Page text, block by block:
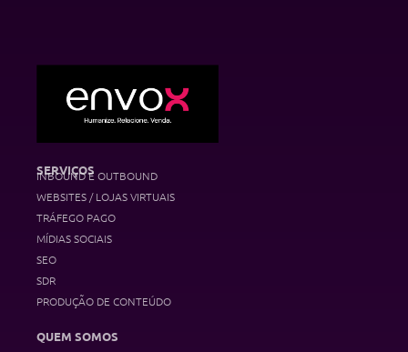
SERVIÇOS
INBOUND E OUTBOUND
WEBSITES / LOJAS VIRTUAIS
TRÁFEGO PAGO
MÍDIAS SOCIAIS
SEO
SDR
PRODUÇÃO DE CONTEÚDO
QUEM SOMOS